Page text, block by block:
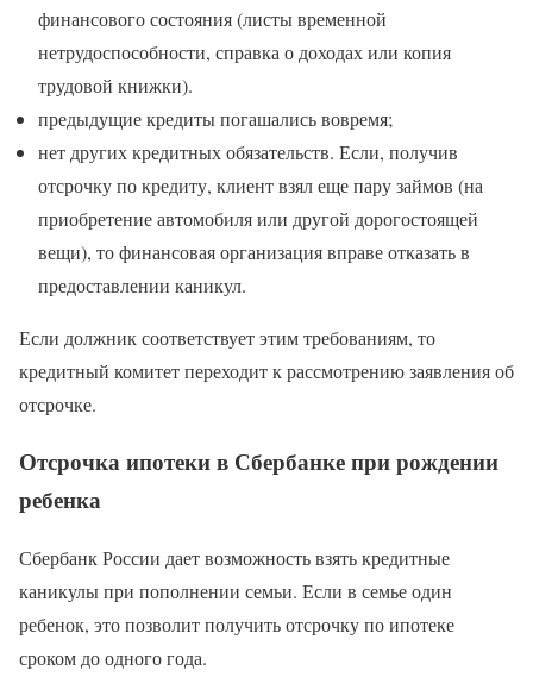
финансового состояния (листы временной
нетрудоспособности, справка о доходах или копия
трудовой книжки).
предыдущие кредиты погашались вовремя;
нет других кредитных обязательств. Если, получив
отсрочку по кредиту, клиент взял еще пару займов (на
приобретение автомобиля или другой дорогостоящей
вещи), то финансовая организация вправе отказать в
предоставлении каникул.
Если должник соответствует этим требованиям, то
кредитный комитет переходит к рассмотрению заявления об
отсрочке.
Отсрочка ипотеки в Сбербанке при рождении
ребенка
Сбербанк России дает возможность взять кредитные
каникулы при пополнении семьи. Если в семье один
ребенок, это позволит получить отсрочку по ипотеке
сроком до одного года.